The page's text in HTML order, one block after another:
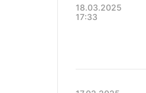
18.03.2025
17:33